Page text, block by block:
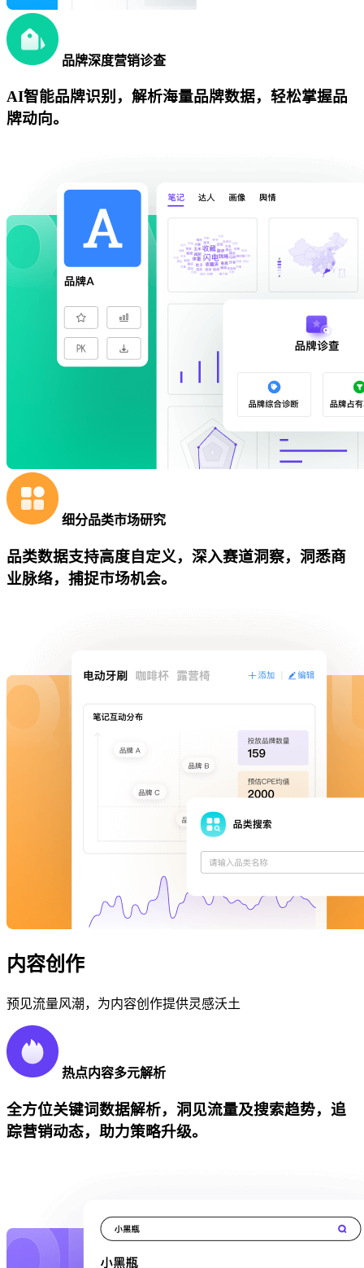
品牌深度营销诊查
AI智能品牌识别，解析海量品牌数据，轻松掌握品
牌动向。
细分品类市场研究
品类数据支持高度自定义，深入赛道洞察，洞悉商
业脉络，捕捉市场机会。
内容创作
预见流量风潮，为内容创作提供灵感沃土
热点内容多元解析
全方位关键词数据解析，洞见流量及搜索趋势，追
踪营销动态，助力策略升级。